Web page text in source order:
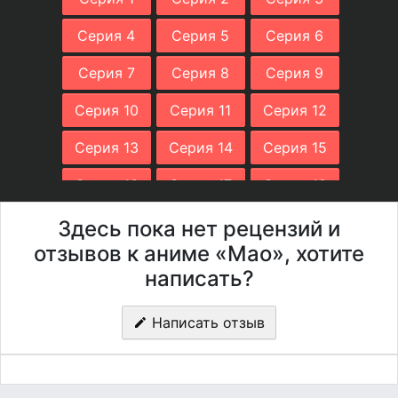
Серия 4 Серия 5 Серия 6
Серия 7 Серия 8 Серия 9
Серия 10 Серия 11 Серия 12
Серия 13 Серия 14 Серия 15
Серия 16 Серия 17 Серия 18
Серия 19
Здесь пока нет рецензий и
отзывов к аниме «Мао», хотите
написать?
Написать отзыв